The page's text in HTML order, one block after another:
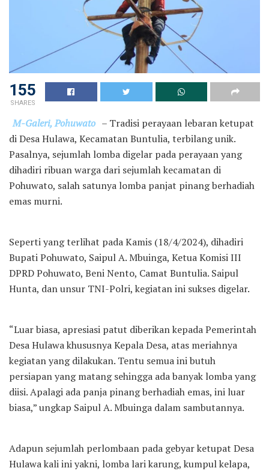
155
SHARES
M-Galeri, Pohuwato – Tradisi perayaan lebaran ketupat
di Desa Hulawa, Kecamatan Buntulia, terbilang unik.
Pasalnya, sejumlah lomba digelar pada perayaan yang
dihadiri ribuan warga dari sejumlah kecamatan di
Pohuwato, salah satunya lomba panjat pinang berhadiah
emas murni.
Seperti yang terlihat pada Kamis (18/4/2024), dihadiri
Bupati Pohuwato, Saipul A. Mbuinga, Ketua Komisi III
DPRD Pohuwato, Beni Nento, Camat Buntulia. Saipul
Hunta, dan unsur TNI-Polri, kegiatan ini sukses digelar.
“Luar biasa, apresiasi patut diberikan kepada Pemerintah
Desa Hulawa khususnya Kepala Desa, atas meriahnya
kegiatan yang dilakukan. Tentu semua ini butuh
persiapan yang matang sehingga ada banyak lomba yang
diisi. Apalagi ada panja pinang berhadiah emas, ini luar
biasa,” ungkap Saipul A. Mbuinga dalam sambutannya.
Adapun sejumlah perlombaan pada gebyar ketupat Desa
Hulawa kali ini yakni, lomba lari karung, kumpul kelapa,